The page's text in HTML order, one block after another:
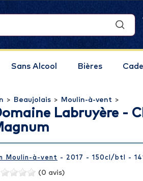
Sans Alcool Bières
> Beaujolais > Moulin-à-vent >
Labruyère -
Moulin-à-vent - 2017 - 150cl /btl -
(0 avis)